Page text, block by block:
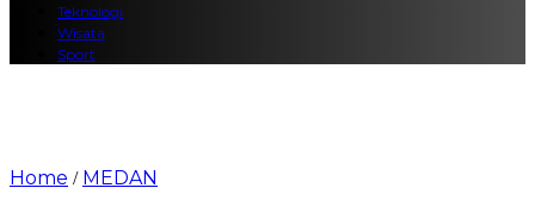
Teknologi
Wisata
Sport
Home / MEDAN